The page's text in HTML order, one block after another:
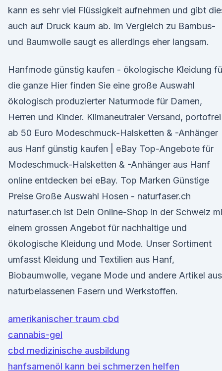
kann es sehr viel Flüssigkeit aufnehmen und gibt
auch auf Druck kaum ab. Im Vergleich zu Bambus-
und Baumwolle saugt es allerdings eher langsam.
Hanfmode günstig kaufen - ökologische Kleidung
die ganze Hier finden Sie eine große Auswahl
ökologisch produzierter Naturmode für Damen,
Herren und Kinder. Klimaneutraler Versand, portofrei
ab 50 Euro Modeschmuck-Halsketten & -Anhänger
aus Hanf günstig kaufen | eBay Top-Angebote für
Modeschmuck-Halsketten & -Anhänger aus Hanf
online entdecken bei eBay. Top Marken Günstige
Preise Große Auswahl Hosen - naturfaser.ch
naturfaser.ch ist Dein Online-Shop in der Schweiz
einem grossen Angebot für nachhaltige und
ökologische Kleidung und Mode. Unser Sortiment
umfasst Kleidung und Textilien aus Hanf,
Biobaumwolle, vegane Mode und andere Artikel aus
naturbelassenen Fasern und Werkstoffen.
amerikanischer traum cbd
cannabis-gel
cbd medizinische ausbildung
hanfsamenöl kann bei schmerzen helfen